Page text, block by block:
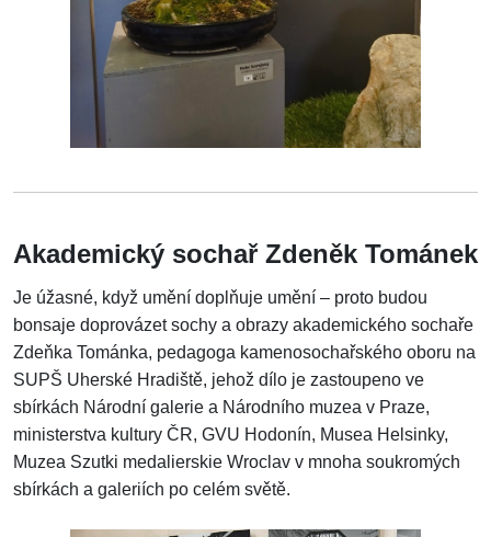
Akademický sochař Zdeněk Tománek
Je úžasné, když umění doplňuje umění – proto budou
bonsaje doprovázet sochy a obrazy akademického sochaře
Zdeňka Tománka, pedagoga kamenosochařského oboru na
SUPŠ Uherské Hradiště, jehož dílo je zastoupeno ve
sbírkách Národní galerie a Národního muzea v Praze,
ministerstva kultury ČR, GVU Hodonín, Musea Helsinky,
Muzea Szutki medalierskie Wroclav v mnoha soukromých
sbírkách a galeriích po celém světě.